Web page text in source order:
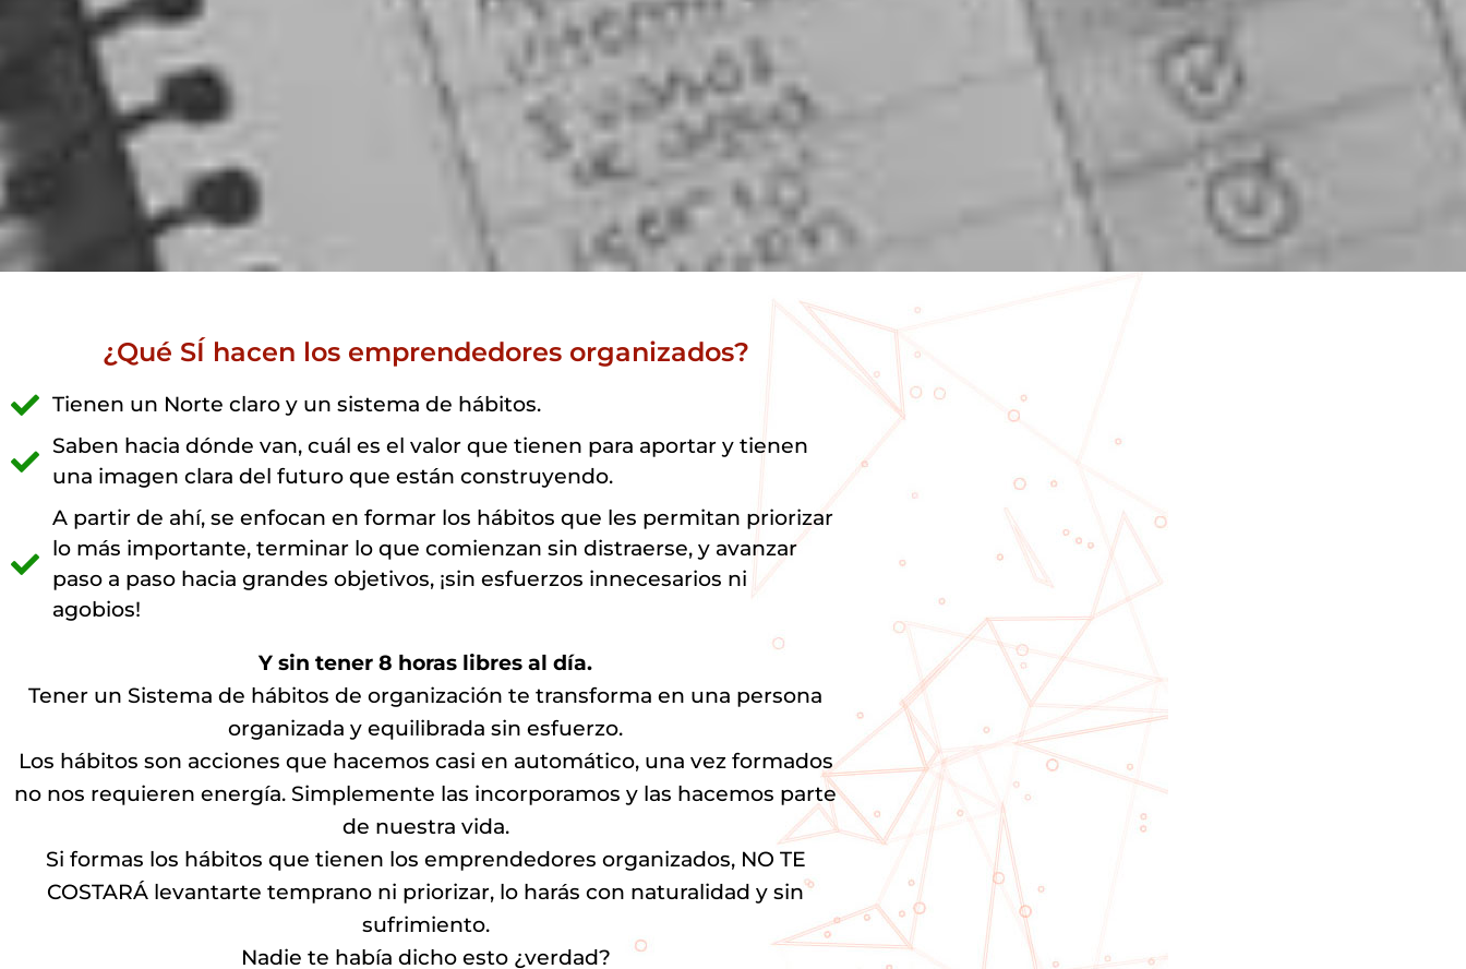
¿Qué SÍ hacen los emprendedores organizados?
Tienen un Norte claro y un sistema de hábitos.
Saben hacia dónde van, cuál es el valor que tienen para aportar y tienen
una imagen clara del futuro que están construyendo.
A partir de ahí, se enfocan en formar los hábitos que les permitan priorizar
lo más importante, terminar lo que comienzan sin distraerse, y avanzar
paso a paso hacia grandes objetivos, ¡sin esfuerzos innecesarios ni
agobios!
Y sin tener 8 horas libres al día.
Tener un Sistema de hábitos de organización te transforma en una persona
organizada y equilibrada sin esfuerzo.
Los hábitos son acciones que hacemos casi en automático, una vez formados
no nos requieren energía. Simplemente las incorporamos y las hacemos parte
de nuestra vida.
Si formas los hábitos que tienen los emprendedores organizados, NO TE
COSTARÁ levantarte temprano ni priorizar, lo harás con naturalidad y sin
sufrimiento.
Nadie te había dicho esto ¿verdad?